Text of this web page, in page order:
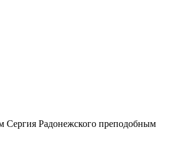
Сергия Радонежского преподобным